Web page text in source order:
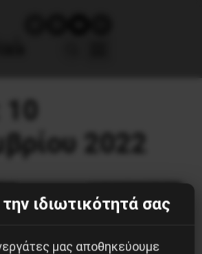
2022
ιδιωτικότητά σας
μας αποθηκεύουμε